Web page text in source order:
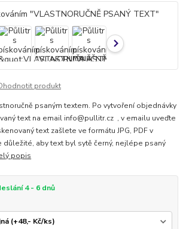
produkt
psaným textem. Po vytvoření objednávky
text na email info@pullitr.cz , v emailu uveďte
text zašlete ve formátu JPG, PDF v
důležité, aby text byl sytě černý, nejlépe psaný
popis
4 - 6 dnů